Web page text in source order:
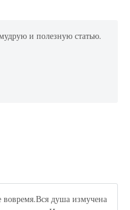
и полезную статью.
душа измучена